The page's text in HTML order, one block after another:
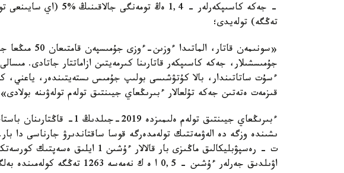
تەڭگە) تولەيدى؛
«سونىمەن قاتار،
جۇمىسشىلار، جەكە كاسىپكەر قاتارىنا كىرمەيتىن ازاماتتار جاتادى.
ءسۇت ساتاتىندار، بالا كۇتۋشىسى بولىپ جۇمىس ىستەيتىندەر، ياعني،
قىزمەت ەتەتىن جەكە تۇلعالار ءبىرىڭعاي جيىنتىق تولەم تولەۋىنە
ءبىرىڭعاي جيىنتىق تولەم
اۋىلدىق جەرلەر ءۇشىن - 0,5 ا ە ك نەمەسە 1263 تەڭگە كولەمىندە بەلگىلەنگەن.